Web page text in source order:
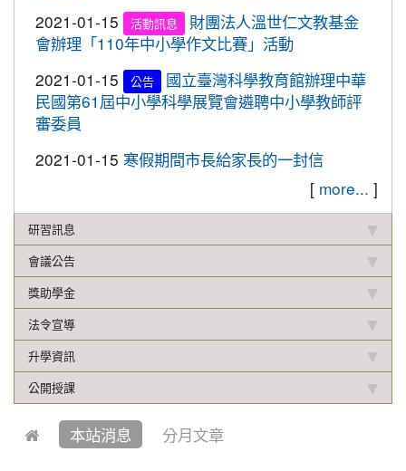
2019-12-16
賀!
本校學生參加2019年名人盃冬季校
園圍棋對抗賽成績優異
2019-12-12
重要
108年校內語文競賽 得獎名單(最
新版12.17)
2019-11-27
恭喜！本校直笛隊參加108學年度
2019-11-07
本校學生參加新竹市新豐盃羽球賽
成績優異
2019-10-21 賀!
本校學生參加2019年國慶華江盃羽
球錦標賽成績優異
2019-10-04
本校學生參加108年新北市城市夏
季盃全國羽球錦標賽成績優異
2019-10-04
本校學生參加中壢第六屆跆拳道錦
標賽成績優異
2021-01-13 賀!
恭喜六年四班宋芸姿、五年四班林
2021-01-15
活動訊息
財團法人溫世仁文教基金
會辦理「110年中小學作文比賽」活動
2021-01-15
公告
國立臺灣科學教育館辦理中華
民國第61屆中小學科學展覽會遴聘中小學教師評
審委員
2021-01-15 寒假期間市長給家長的一封信
[ more... ]
研習訊息
會議公告
獎助學金
法令宣導
升學資訊
公開授課
本站消息 分月文章